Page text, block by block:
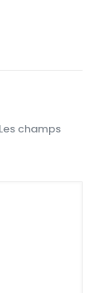
Les champs